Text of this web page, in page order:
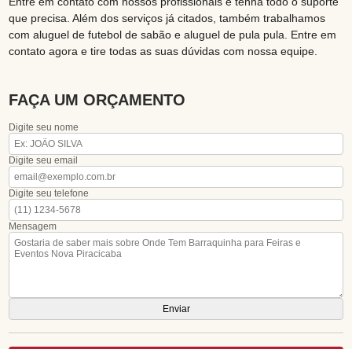
que precisa. Além dos serviços já citados, também trabalhamos
com aluguel de futebol de sabão e aluguel de pula pula. Entre em
contato agora e tire todas as suas dúvidas com nossa equipe.
FAÇA UM ORÇAMENTO
Digite seu nome
Digite seu email
Digite seu telefone
Mensagem